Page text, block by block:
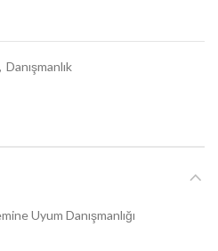
, Danışmanlık
Uyum Danışmanlığı